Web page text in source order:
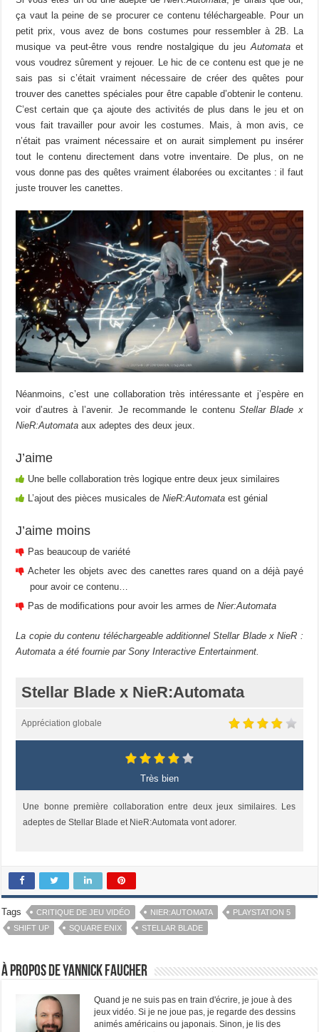
ça vaut la peine de se procurer ce contenu téléchargeable. Pour un
petit prix, vous avez de bons costumes pour ressembler à 2B. La
musique va peut-être vous rendre nostalgique du jeuAutomataet
vous voudrez sûrement y rejouer. Le hic de ce contenu est que je ne
sais pas si c’était vraiment nécessaire de créer des quêtes pour
trouver des canettes spéciales pour être capable d’obtenir le contenu.
C’est certain que ça ajoute des activités de plus dans le jeu et on
vous fait travailler pour avoir les costumes. Mais, à mon avis, ce
n’était pas vraiment nécessaire et on aurait simplement pu insérer
tout le contenu directement dans votre inventaire. De plus, on ne
vous donne pas des quêtes vraiment élaborées ou excitantes : il faut
juste trouver les canettes.
Néanmoins, c’est une collaboration très intéressante et j’espère en
voir d’autres à l’avenir. Je recommande le contenuStellar Blade x
NieR:Automataaux adeptes des deux jeux.
J’aime
Une belle collaboration très logique entre deux jeux similaires
L’ajout des pièces musicales deNieR:Automata est génial
J’aime moins
Pas beaucoup de variété
Acheter les objets avec des canettes rares quand on a déjà payé
pour avoir ce contenu…
Pas de modifications pour avoir les armes deNier:Automata
La copie du contenu téléchargeable additionnel Stellar Blade x NieR :
Automata a été fournie par Sony Interactive Entertainment.
Stellar Blade x NieR:Automata
Appréciation globale
Très bien
Une bonne première collaboration entre deux jeux similaires. Les
adeptes de Stellar Blade et NieR:Automata vont adorer.
Tags CRITIQUE DE JEU VIDÉO NIER:AUTOMATA
PLAYSTATION 5
SHIFT UP
SQUARE ENIX STELLAR BLADE
À propos de Yannick Faucher
Quand je ne suis pas en train d'écrire, je joue à des
jeux vidéo. Si je ne joue pas, je regarde des dessins
animés américains ou japonais. Sinon, je lis des